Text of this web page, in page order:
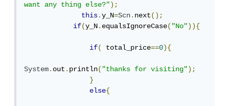
want any thing else?");
this.y_N=Scn.next();
if(y_N.equalsIgnoreCase("No")){
if( total_price==0){
System.out.println("thanks for visiting");
}
else{